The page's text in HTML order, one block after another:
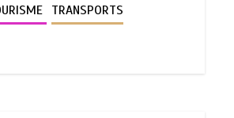
TRANSPORTS